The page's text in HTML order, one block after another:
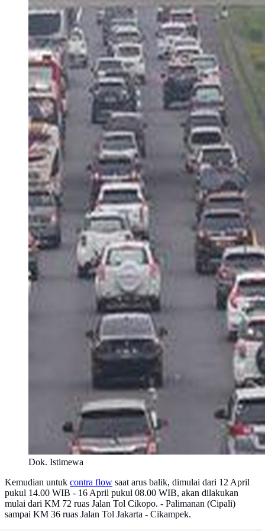
Dok. Istimewa
Kemudian untuk contra flow saat arus balik, dimulai dari 12 April
pukul 14.00 WIB - 16 April pukul 08.00 WIB, akan dilakukan
mulai dari KM 72 ruas Jalan Tol Cikopo. - Palimanan (Cipali)
sampai KM 36 ruas Jalan Tol Jakarta - Cikampek.